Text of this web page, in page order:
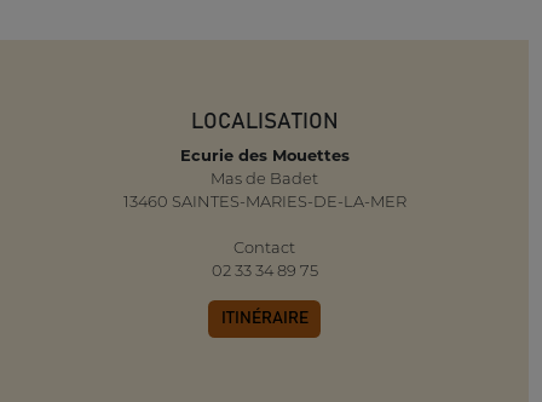
LOCALISATION
Ecurie des Mouettes
Mas de Badet
13460 SAINTES-MARIES-DE-LA-MER
Contact
02 33 34 89 75
ITINÉRAIRE